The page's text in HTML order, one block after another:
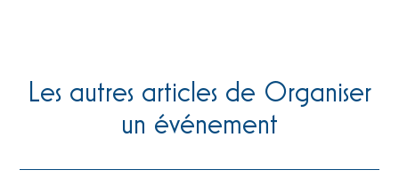
Les autres articles de Organiser
un événement